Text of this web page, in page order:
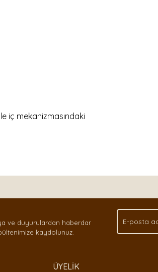
iç mekanizmasındaki
ve duyurulardan haberdar
kaydolunuz.
ÜYELİK